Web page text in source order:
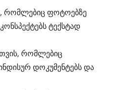
რომლებიც ფოტოებზე
ტექსტად
რომლებიც
დოკუმენტებს და